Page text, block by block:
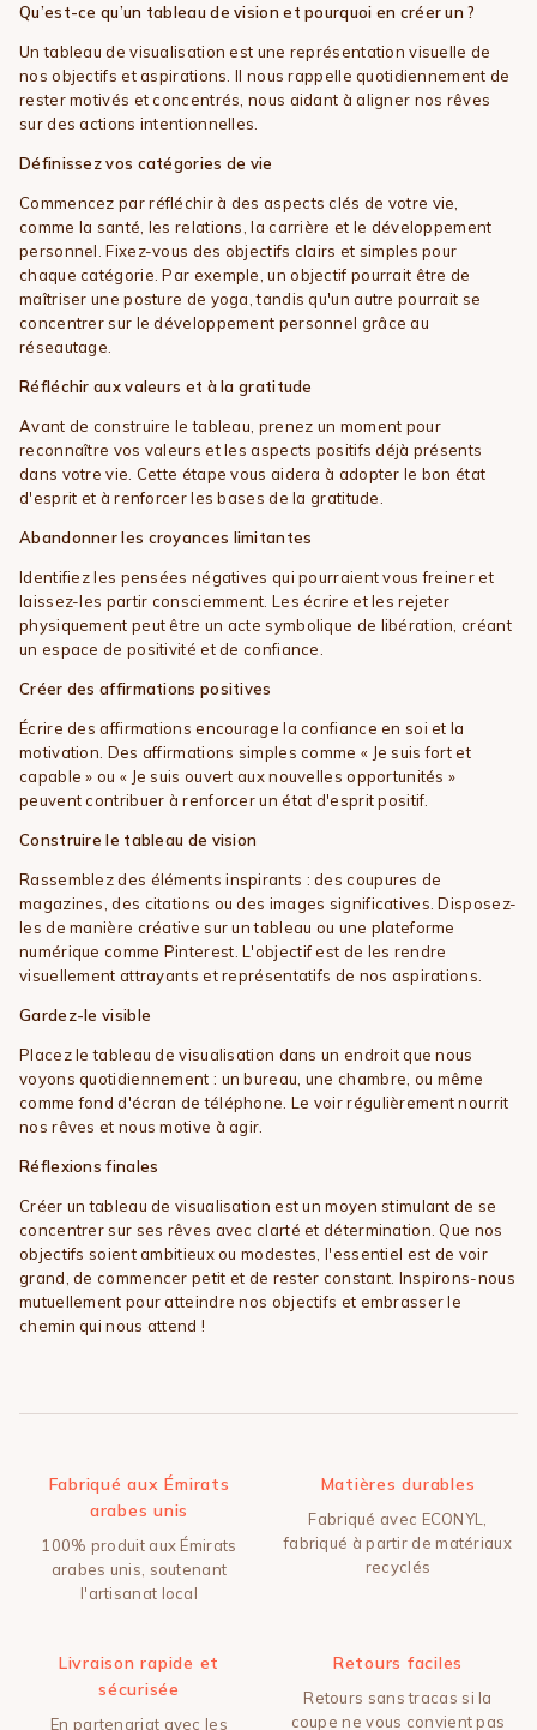
Qu’est-ce qu’un tableau de vision et pourquoi en créer un ?
Un tableau de visualisation est une représentation visuelle de
nos objectifs et aspirations. Il nous rappelle quotidiennement de
rester motivés et concentrés, nous aidant à aligner nos rêves
sur des actions intentionnelles.
Définissez vos catégories de vie
Commencez par réfléchir à des aspects clés de votre vie,
comme la santé, les relations, la carrière et le développement
personnel. Fixez-vous des objectifs clairs et simples pour
chaque catégorie. Par exemple, un objectif pourrait être de
maîtriser une posture de yoga, tandis qu'un autre pourrait se
concentrer sur le développement personnel grâce au
réseautage.
Réfléchir aux valeurs et à la gratitude
Avant de construire le tableau, prenez un moment pour
reconnaître vos valeurs et les aspects positifs déjà présents
dans votre vie. Cette étape vous aidera à adopter le bon état
d'esprit et à renforcer les bases de la gratitude.
Abandonner les croyances limitantes
Identifiez les pensées négatives qui pourraient vous freiner et
laissez-les partir consciemment. Les écrire et les rejeter
physiquement peut être un acte symbolique de libération, créant
un espace de positivité et de confiance.
Créer des affirmations positives
Écrire des affirmations encourage la confiance en soi et la
motivation. Des affirmations simples comme « Je suis fort et
capable » ou « Je suis ouvert aux nouvelles opportunités »
peuvent contribuer à renforcer un état d'esprit positif.
Construire le tableau de vision
Rassemblez des éléments inspirants : des coupures de
magazines, des citations ou des images significatives. Disposez-
les de manière créative sur un tableau ou une plateforme
numérique comme Pinterest. L'objectif est de les rendre
visuellement attrayants et représentatifs de nos aspirations.
Gardez-le visible
Placez le tableau de visualisation dans un endroit que nous
voyons quotidiennement : un bureau, une chambre, ou même
comme fond d'écran de téléphone. Le voir régulièrement nourrit
nos rêves et nous motive à agir.
Réflexions finales
Créer un tableau de visualisation est un moyen stimulant de se
concentrer sur ses rêves avec clarté et détermination. Que nos
objectifs soient ambitieux ou modestes, l'essentiel est de voir
grand, de commencer petit et de rester constant. Inspirons-nous
mutuellement pour atteindre nos objectifs et embrasser le
chemin qui nous attend !
Fabriqué aux Émirats
arabes unis
100% produit aux Émirats
arabes unis, soutenant
l'artisanat local
Matières durables
Fabriqué avec ECONYL,
fabriqué à partir de matériaux
recyclés
Livraison rapide et
sécurisée
En partenariat avec les
Retours faciles
Retours sans tracas si la
coupe ne vous convient pas